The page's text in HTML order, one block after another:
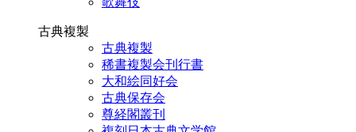
古典複製
古典複製
稀書複製会刊行書
大和絵同好会
古典保存会
尊経閣叢刊